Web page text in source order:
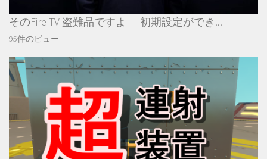
そのFire TV 盗難品ですよ -初期設定ができ...
95件のビュー